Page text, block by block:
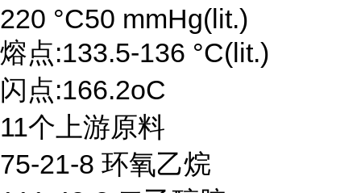
220 °C50 mmHg(lit.)
熔点:133.5-136 °C(lit.)
闪点:166.2oC
11个上游原料
75-21-8 环氧乙烷